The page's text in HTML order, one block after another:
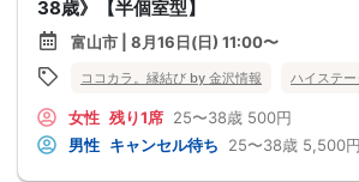
38歳》【半個室型】
富山市 | 8月16日(日) 11:00〜
ココカラ。縁結び by 金沢情報 ハイステー
女性 残り1席 25〜38歳 500円
男性 キャンセル待ち 25〜38歳 5,500円